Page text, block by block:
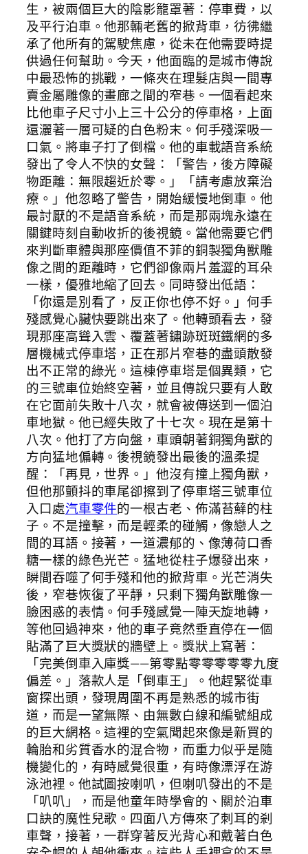
生，被兩個巨大的陰影籠罩著：停車費，以
及平行泊車。他那輛老舊的掀背車，彷彿繼
承了他所有的駕駛焦慮，從未在他需要時提
供過任何幫助。今天，他面臨的是城市傳說
中最恐怖的挑戰，一條夾在理髮店與一間專
賣金屬雕像的畫廊之間的窄巷。一個看起來
比他車子尺寸小上三十公分的停車格，上面
還灑著一層可疑的白色粉末。何手殘深吸一
口氣。將車子打了倒檔。他的車載語音系統
發出了令人不快的女聲：「警告，後方障礙
物距離：無限趨近於零。」「請考慮放棄治
療。」他忽略了警告，開始緩慢地倒車。他
最討厭的不是語音系統，而是那兩塊永遠在
關鍵時刻自動收折的後視鏡。當他需要它們
來判斷車體與那座價值不菲的銅製獨角獸雕
像之間的距離時，它們卻像兩片羞澀的耳朵
一樣，優雅地縮了回去。同時發出低語：
「你還是別看了，反正你也停不好。」何手
殘感覺心臟快要跳出來了。他轉頭看去，發
現那座高聳入雲、覆蓋著鏽跡斑斑鐵網的多
層機械式停車塔，正在那片窄巷的盡頭散發
出不正常的綠光。這棟停車塔是個異類，它
的三號車位始終空著，並且傳說只要有人敢
在它面前失敗十八次，就會被傳送到一個泊
車地獄。他已經失敗了十七次。現在是第十
八次。他打了方向盤，車頭朝著銅獨角獸的
方向猛地偏轉。後視鏡發出最後的溫柔提
醒：「再見，世界。」他沒有撞上獨角獸，
但他那顫抖的車尾卻擦到了停車塔三號車位
入口處汽車零件的一根古老、佈滿苔蘚的柱
子。不是撞擊，而是輕柔的碰觸，像戀人之
間的耳語。接著，一道濃郁的、像薄荷口香
糖一樣的綠色光芒。猛地從柱子爆發出來，
瞬間吞噬了何手殘和他的掀背車。光芒消失
後，窄巷恢復了平靜，只剩下獨角獸雕像一
臉困惑的表情。何手殘感覺一陣天旋地轉，
等他回過神來，他的車子竟然垂直停在一個
貼滿了巨大獎狀的牆壁上。獎狀上寫著：
「完美倒車入庫獎——第零點零零零零零九度
偏差。」落款人是「倒車王」。他趕緊從車
窗探出頭，發現周圍不再是熟悉的城市街
道，而是一望無際、由無數白線和編號組成
的巨大網格。這裡的空氣聞起來像是新買的
輪胎和劣質香水的混合物，而重力似乎是隨
機變化的，有時感覺很重，有時像漂浮在游
泳池裡。他試圖按喇叭，但喇叭發出的不是
「叭叭」，而是他童年時學會的、關於泊車
口訣的魔性兒歌。四面八方傳來了刺耳的剎
車聲，接著，一群穿著反光背心和戴著白色